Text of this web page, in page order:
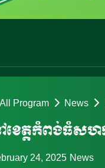
All Program News
េត្តកំពង់ធំសហក
24, 2025 News